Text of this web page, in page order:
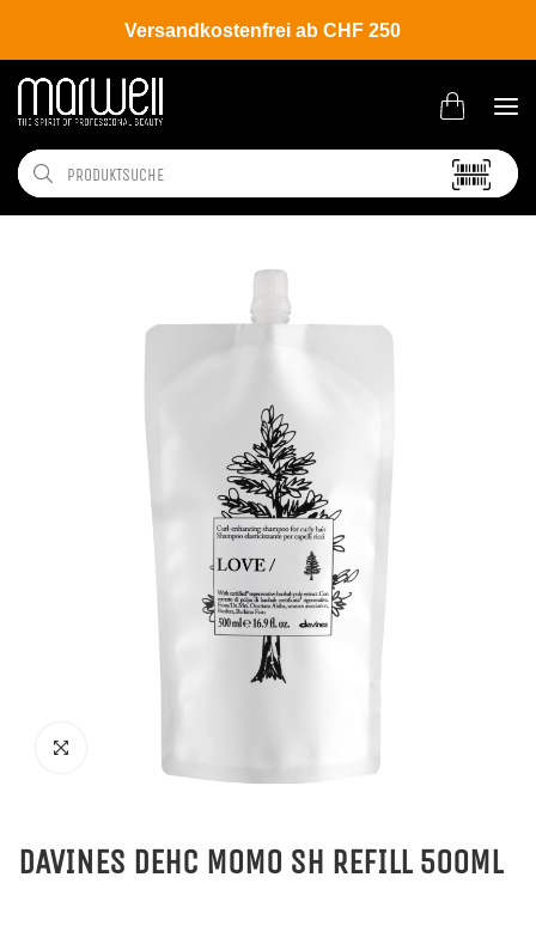
Versandkostenfrei ab CHF 250
Shop Brands Davines New Essential Haircare
DAVINES DEHC MOMO SH REFILL 500ML